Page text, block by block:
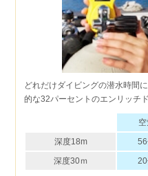
どれだけダイビングの潜水時間
的な32パーセントのエンリッチ
深度18m
深度30ｍ